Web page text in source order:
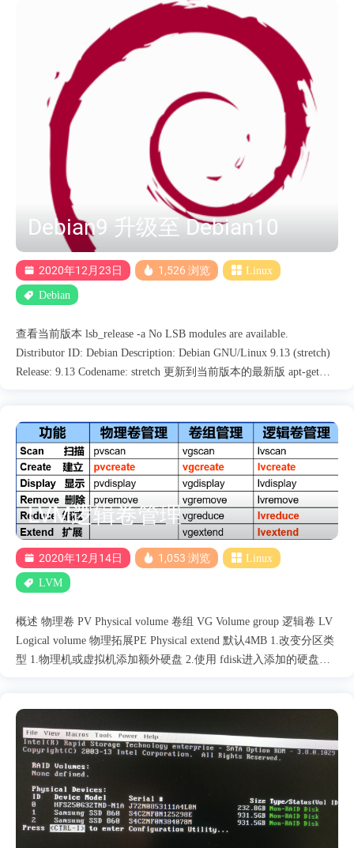
一个文件，就可以复制里面的内容了 2.让debian终端文件夹显示颜
色 debian默认ls出来都是一片白色不好区分文件还是文件夹 vim
you want `ls' to be colorized: export LS_OPTIONS='--color=auto' eval
"`dircolors`" alias ls='ls $LS_OPTIONS' alias ll='ls $LS_OPTIONS -l'
alias ....
Debian9 升级至 Debian10
2020年12月23日 1,526 浏览 Linux
Debian
查看当前版本 lsb_release -a No LSB modules are available.
Distributor ID: Debian Description: Debian GNU/Linux 9.13 (stretch)
Release: 9.13 Codename: stretch 更新到当前版本的最新版 apt-get
改为debian10代号buster sed -i 's/stretch/buster/g' /etc/apt/sources.list
升级到debian10 apt-get update apt-get upgrade apt-get dist-upgrade 重
启 reboot 查看版本 lsb_release -a No LSB modules are available.
Distribu....
LVM逻辑卷管理
2020年12月14日 1,053 浏览 Linux
LVM
概述 物理卷 PV Physical volume 卷组 VG Volume group 逻辑卷 LV
Logical volume 物理拓展PE Physical extend 默认4MB 1.改变分区类
型 1.物理机或虚拟机添加额外硬盘 2.使用 fdisk进入添加的硬盘
Select (default p): p #输入p建立主分区 分区号 (1-4，默认 1)： #默
认回车 起始 扇区 (2048-104857599，默认为 2048)： 将使用默认值
2048 #默认回车 Last 扇区, +扇区 or +size{K,M,G} (2048-
104857599，默认为 104857599)： 将使用默认值 104857599 #默认
回车 分区 1 已设置为 Linux 类型，大小设为 50 GiB 命令(输入 m
获取帮助)：p #输入p查看建立....